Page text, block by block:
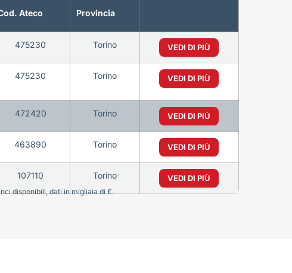
Ateco Provincia
475230 Torino VEDI DI PIÙ
475230 Torino VEDI DI PIÙ
472420 Torino VEDI DI PIÙ
463890 Torino VEDI DI PIÙ
107110 Torino VEDI DI PIÙ
disponibili, dati in migliaia di €.